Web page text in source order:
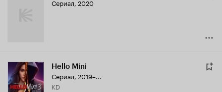
Сериал, 2020
Hello Mini
Сериал, 2019–...
KD